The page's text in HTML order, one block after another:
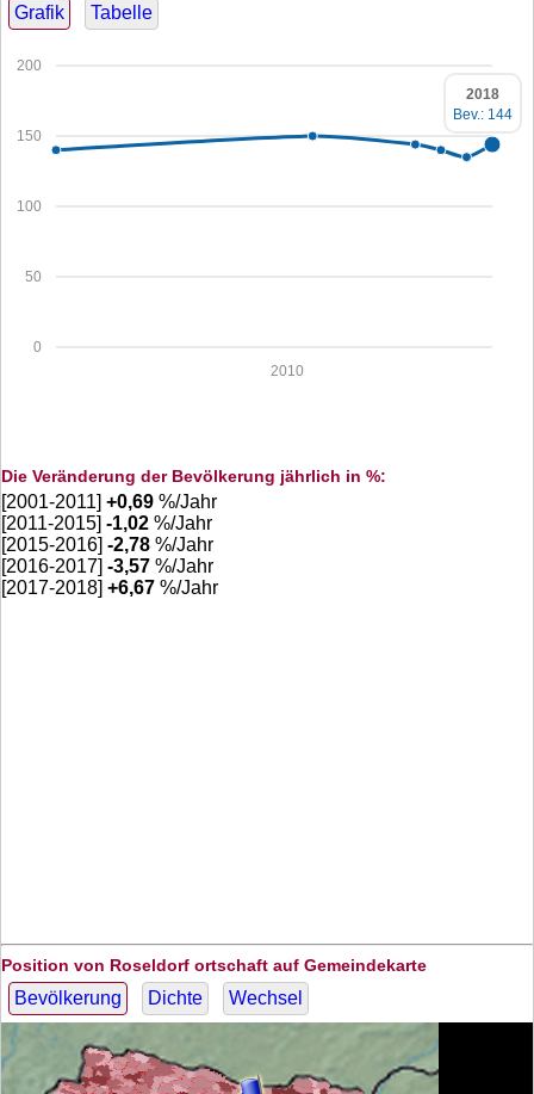
Grafik Tabelle
0
50
100
150
200
2010
2018
Bev.: 144
Die Veränderung der Bevölkerung jährlich in %:
[2001-2011] +0,69 %/Jahr
[2011-2015] -1,02 %/Jahr
[2015-2016] -2,78 %/Jahr
[2016-2017] -3,57 %/Jahr
[2017-2018] +6,67 %/Jahr
Position von Roseldorf ortschaft auf Gemeindekarte
Bevölkerung Dichte Wechsel